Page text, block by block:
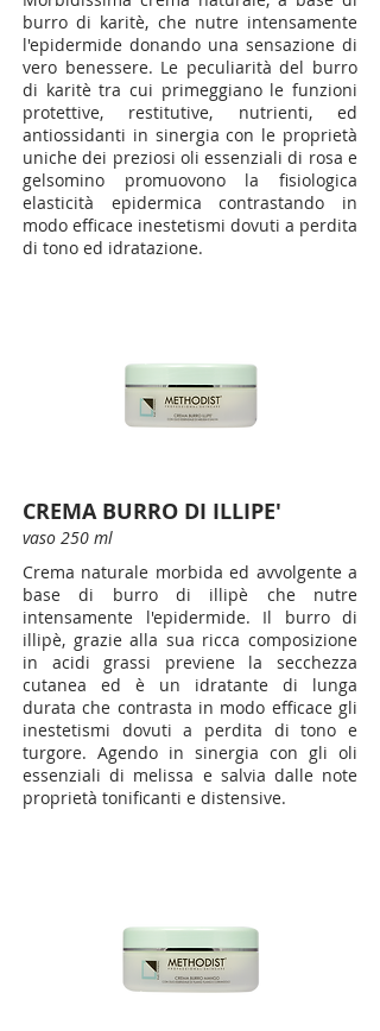
burro di karitè, che nutre intensamente
l'epidermide donando una sensazione di
vero benessere. Le peculiarità del burro
di karitè tra cui primeggiano le funzioni
protettive, restitutive, nutrienti, ed
antiossidanti in sinergia con le proprietà
uniche dei preziosi oli essenziali di rosa e
gelsomino promuovono la fisiologica
elasticità epidermica contrastando in
modo efficace inestetismi dovuti a perdita
di tono ed idratazione.
CREMA BURRO DI ILLIPE'
vaso 250 ml
Crema naturale morbida ed avvolgente a
base di burro di illipè che nutre
intensamente l'epidermide. Il burro di
illipè, grazie alla sua ricca composizione
in acidi grassi previene la secchezza
cutanea ed è un idratante di lunga
durata che contrasta in modo efficace gli
inestetismi dovuti a perdita di tono e
turgore. Agendo in sinergia con gli oli
essenziali di melissa e salvia dalle note
proprietà tonificanti e distensive.